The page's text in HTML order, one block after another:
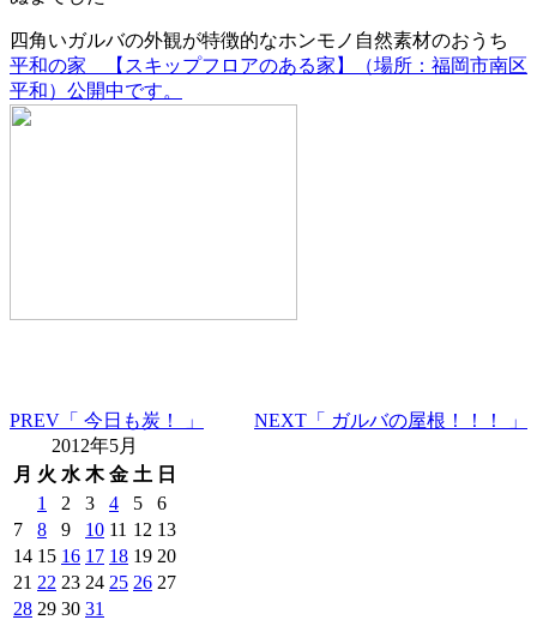
四角いガルバの外観が特徴的なホンモノ自然素材のおうち
平和の家 【スキップフロアのある家】（場所：福岡市南区
平和）公開中です。
PREV 「 今日も炭！ 」 NEXT 「 ガルバの屋根！！！ 」
2012年5月
月 火 水 木 金 土 日
1
2 3 4 5
6
7
8 9 10 11 12 13
14 15 16 17 18 19 20
21 22 23 24 25 26 27
28 29 30 31